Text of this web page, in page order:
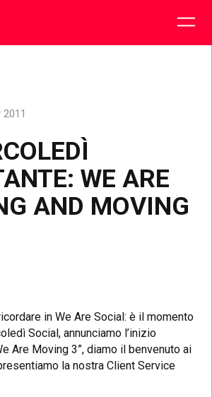
WE ARE
AND MOVING
2011
in We Are Social: è il momento
Social, annunciamo l’inizio
Are Moving 3”, diamo il benvenuto ai
la nostra Client Service